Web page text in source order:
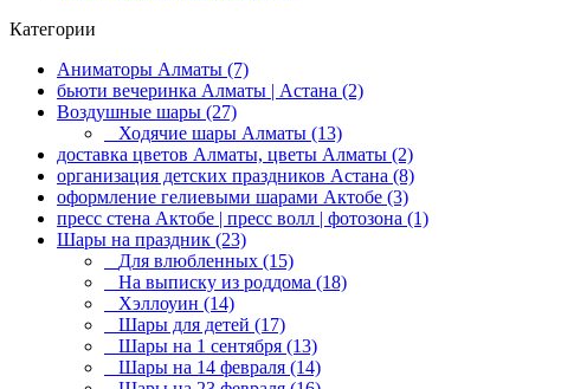
Категории
Аниматоры Алматы (7)
бьюти вечеринка Алматы | Астана (2)
Воздушные шары (27)
Ходячие шары Алматы (13)
доставка цветов Алматы, цветы Алматы (2)
организация детских праздников Астана (8)
оформление гелиевыми шарами Актобе (3)
пресс стена Актобе | пресс волл | фотозона (1)
Шары на праздник (23)
Для влюбленных (15)
На выписку из роддома (18)
Хэллоуин (14)
Шары для детей (17)
Шары на 1 сентября (13)
Шары на 14 февраля (14)